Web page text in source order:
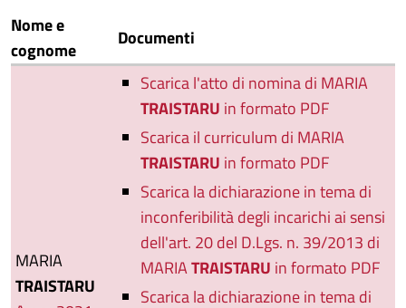
Nome e
cognome
Documenti
MARIA
TRAISTARU
Scarica l'atto di nomina di MARIA
TRAISTARU in formato PDF
Scarica il curriculum di MARIA
TRAISTARU in formato PDF
Scarica la dichiarazione in tema di
inconferibilità degli incarichi ai sensi
dell'art. 20 del D.Lgs. n. 39/2013 di
MARIATRAISTARU in formato PDF
Scarica la dichiarazione in tema di